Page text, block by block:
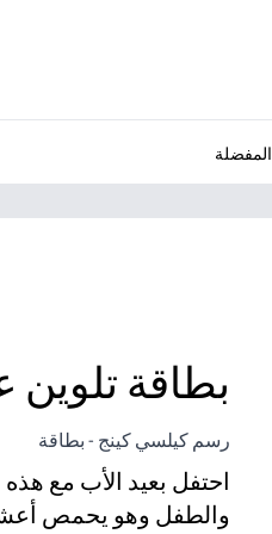
المفضلة
بطاقة تلوين
رسم كيلسي كينج - بطاقة
احتفل بعيد الأب مع هذه
والطفل وهو يحمص